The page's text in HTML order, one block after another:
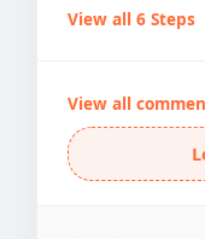
View all 6 Steps
View all